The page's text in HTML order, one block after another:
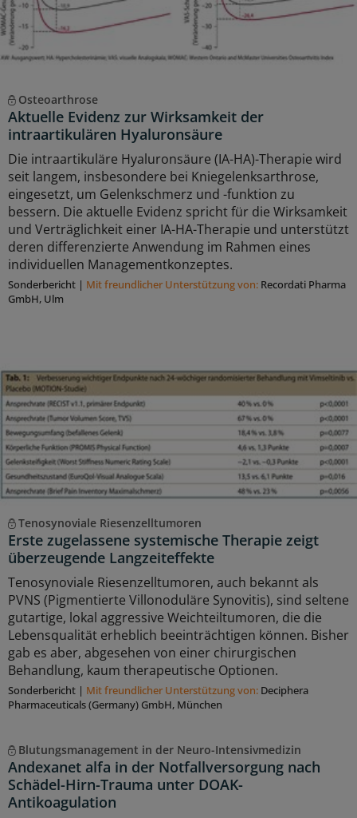
Osteoarthrose
Aktuelle Evidenz zur Wirksamkeit der
intraartikulären Hyaluronsäure
Die intraartikuläre Hyaluronsäure (IA-HA)-Therapie wird
seit langem, insbesondere bei Kniegelenksarthrose,
eingesetzt, um Gelenkschmerz und -funktion zu
bessern. Die aktuelle Evidenz spricht für die Wirksamkeit
und Verträglichkeit einer IA-HA-Therapie und unterstützt
deren differenzierte Anwendung im Rahmen eines
individuellen Managementkonzeptes.
Sonderbericht | Mit freundlicher Unterstützung von: Recordati Pharma
GmbH, Ulm
Tenosynoviale Riesenzelltumoren
Erste zugelassene systemische Therapie zeigt
überzeugende Langzeiteffekte
Tenosynoviale Riesenzelltumoren, auch bekannt als
PVNS (Pigmentierte Villonoduläre Synovitis), sind seltene
gutartige, lokal aggressive Weichteiltumoren, die die
Lebensqualität erheblich beeinträchtigen können. Bisher
gab es aber, abgesehen von einer chirurgischen
Behandlung, kaum therapeutische Optionen.
Sonderbericht | Mit freundlicher Unterstützung von: Deciphera
Pharmaceuticals (Germany) GmbH, München
Blutungsmanagement in der Neuro-Intensivmedizin
Andexanet alfa in der Notfallversorgung nach
Schädel-Hirn-Trauma unter DOAK-
Antikoagulation